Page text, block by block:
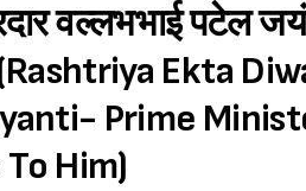
वल्लभभाई पटेल
Ekta
Prime
Him)